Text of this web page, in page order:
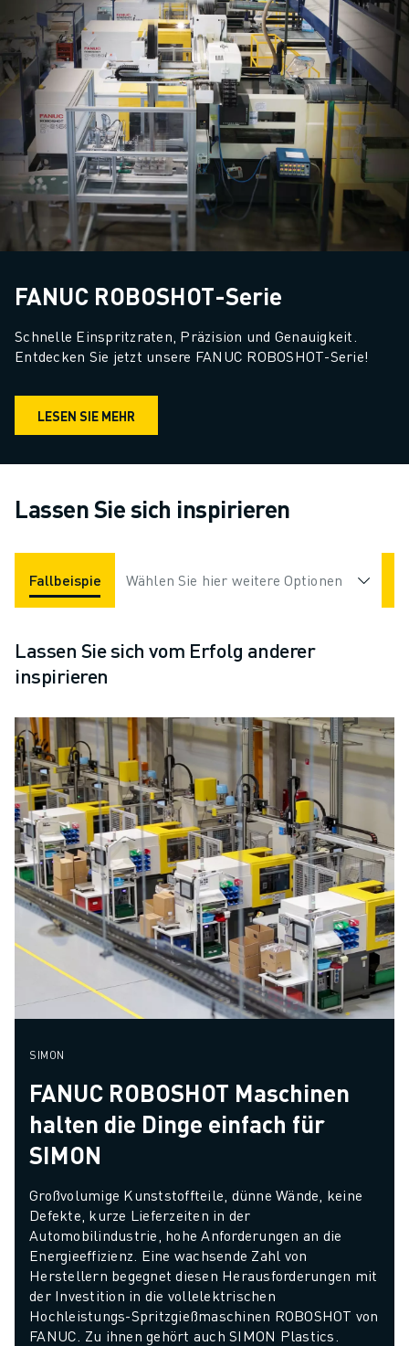
FANUC ROBOSHOT-Serie
Schnelle Einspritzraten, Präzision und Genauigkeit.
Entdecken Sie jetzt unsere FANUC ROBOSHOT-Serie!
LESEN SIE MEHR
Lassen Sie sich inspirieren
Fallbeispiele Applikationen Branchen
Wählen Sie hier weitere Optionen
Lassen Sie sich vom Erfolg anderer
inspirieren
SIMON
FANUC ROBOSHOT Maschinen
halten die Dinge einfach für
SIMON
Großvolumige Kunststoffteile, dünne Wände, keine
Defekte, kurze Lieferzeiten in der
Automobilindustrie, hohe Anforderungen an die
Energieeffizienz. Eine wachsende Zahl von
Herstellern begegnet diesen Herausforderungen mit
der Investition in die vollelektrischen
Hochleistungs-Spritzgießmaschinen ROBOSHOT von
FANUC. Zu ihnen gehört auch SIMON Plastics.